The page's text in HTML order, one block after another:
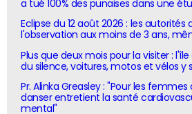
a tué 100% des punaises dans une
Eclipse du 12 août 2026 : les autorités
l'observation aux moins de 3 ans,
Plus que deux mois pour la visiter :
du silence, voitures, motos et vélos y
Pr. Alinka Greasley : "Pour les femmes
danser entretient la santé
mental"